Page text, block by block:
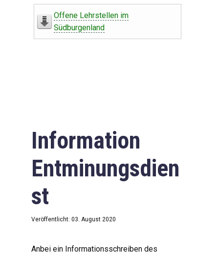
Offene Lehrstellen im
Südburgenland
Information
Entminungsdien
st
Veröffentlicht: 03. August 2020
Anbei ein Informationsschreiben des